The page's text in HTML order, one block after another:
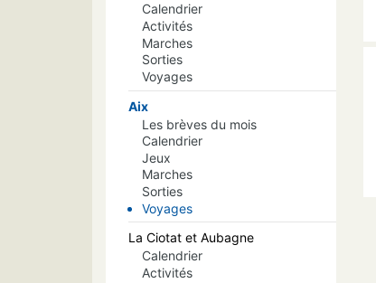
Calendrier
Activités
Marches
Sorties
Voyages
Aix
Les brèves du mois
Calendrier
Jeux
Marches
Sorties
Voyages
La Ciotat et Aubagne
Calendrier
Activités